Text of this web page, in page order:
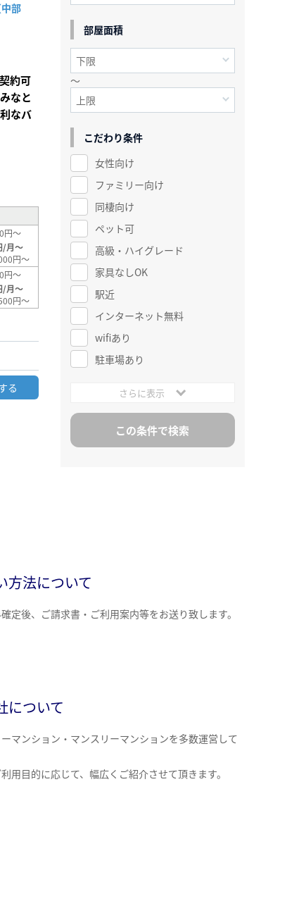
部
約可
なと
なバ
円～
/月～
円～
円～
/月～
円～
る
部屋面積
～
こだわり条件
女性向け
ファミリー向け
同棲向け
ペット可
高級・ハイグレード
家具なしOK
駅近
インターネット無料
wifiあり
駐車場あり
さらに表示
方法について
定後、ご請求書・ご利用案内等をお送り致します。
について
マンション・マンスリーマンションを多数運営して
用目的に応じて、幅広くご紹介させて頂きます。